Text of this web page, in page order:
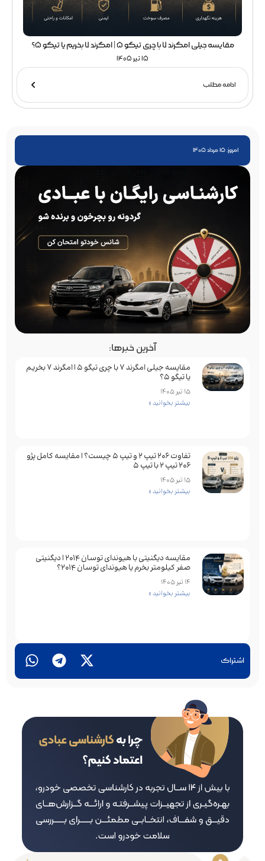
مقایسه جیلی امگرند 7 با چری تیگو 5 | امگرند 7 بخریم یا تیگو 5؟
15 تیر 1405
ادامه مطلب
اشتراک
امروز: 15 مرداد 1405
آخرین خبرها:
مقایسه جیلی امگرند 7 با چری تیگو 5 | امگرند 7 بخریم
یا تیگو 5؟
15 تیر 1405
بیشتر بخوانید »
تفاوت ۲۰۶ تیپ ۲ و تیپ ۵ چیست؟ | مقایسه کامل پژو
۲۰۶ تیپ ۲ با تیپ ۵
15 تیر 1405
بیشتر بخوانید »
مقایسه دیگنیتی با هیوندای توسان 2014 | دیگنیتی
صفر کیلومتر بخرم یا هیوندای توسان 2014؟
14 تیر 1405
بیشتر بخوانید »